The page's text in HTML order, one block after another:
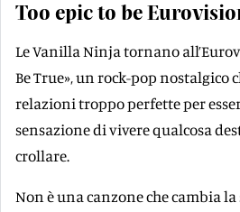
Too epic to be
Le Vanilla Ninja tornano
Be True», un rock-pop nostalgico
relazioni troppo perfette per
sensazione di vivere qualcosa
crollare.
Non è una canzone che cambia